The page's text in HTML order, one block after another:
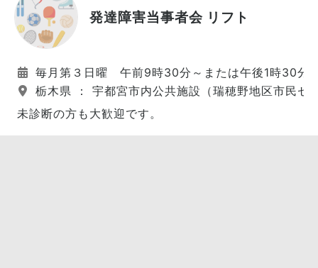
発達障害当事者会 リフト
毎月第３日曜 午前9時30分～または午後1時30
栃木県 ： 宇都宮市内公共施設（瑞穂野地区市民セ
未診断の方も大歓迎です。